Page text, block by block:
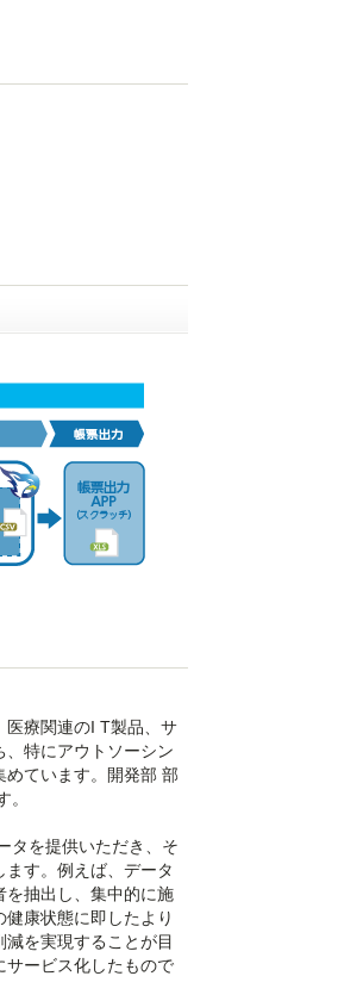
医療関連のI T製品、サ
特にアウトソーシン
めています。開発部 部
タを提供いただき、そ
す。例えば、データ
を抽出し、集中的に施
康状態に即したより
を実現することが目
サービス化したもので